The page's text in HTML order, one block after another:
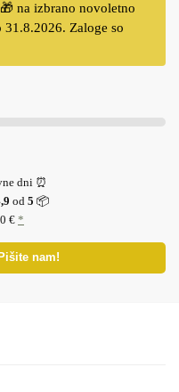
na izbrano novoletno
Zaloge so
dni ⏰
od 5 📦
€ *
nam!